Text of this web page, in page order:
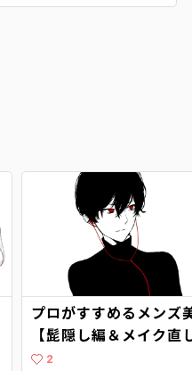
プロがすすめるメンズ
【髭隠し編＆メイク直
仕方も】
2